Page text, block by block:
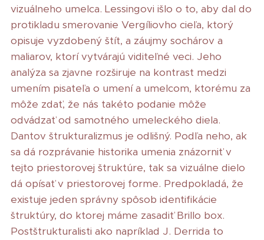
vizuálneho umelca. Lessingovi išlo o to, aby dal do
protikladu smerovanie Vergíliovho cieľa, ktorý
opisuje vyzdobený štít, a záujmy sochárov a
maliarov, ktorí vytvárajú viditeľné veci. Jeho
analýza sa zjavne rozširuje na kontrast medzi
umením pisateľa o umení a umelcom, ktorému za
môže zdať, že nás takéto podanie môže
odvádzať od samotného umeleckého diela.
Dantov štrukturalizmus je odlišný. Podľa neho, ak
sa dá rozprávanie historika umenia znázorniť v
tejto priestorovej štruktúre, tak sa vizuálne dielo
dá opísať v priestorovej forme. Predpokladá, že
existuje jeden správny spôsob identifikácie
štruktúry, do ktorej máme zasadiť Brillo box.
Postštrukturalisti ako napríklad J. Derrida to